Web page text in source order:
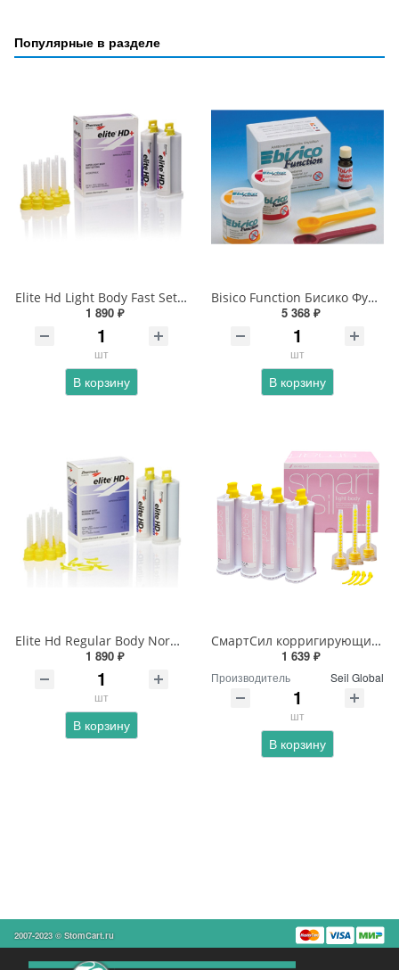
Популярные в разделе
Elite Hd Light Body Fast Setting Элит Лайт боди фаст
1 890 ₽
шт
В корзину
Bisico Function Бисико Функцион
5 368 ₽
шт
В корзину
Elite Hd Regular Body Normal Setting - Элит регуляр боди нормал
1 890 ₽
шт
В корзину
СмартСил корригирующий 2 картриджа.х50мл
1 639 ₽
Производитель Seil Global
шт
В корзину
2007-2023 © StomCart.ru